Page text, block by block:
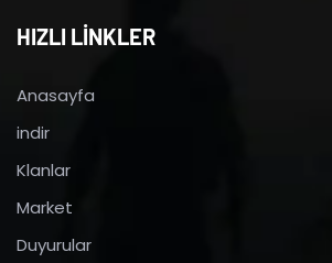
HIZLI LİNKLER
Anasayfa
indir
Klanlar
Market
Duyurular